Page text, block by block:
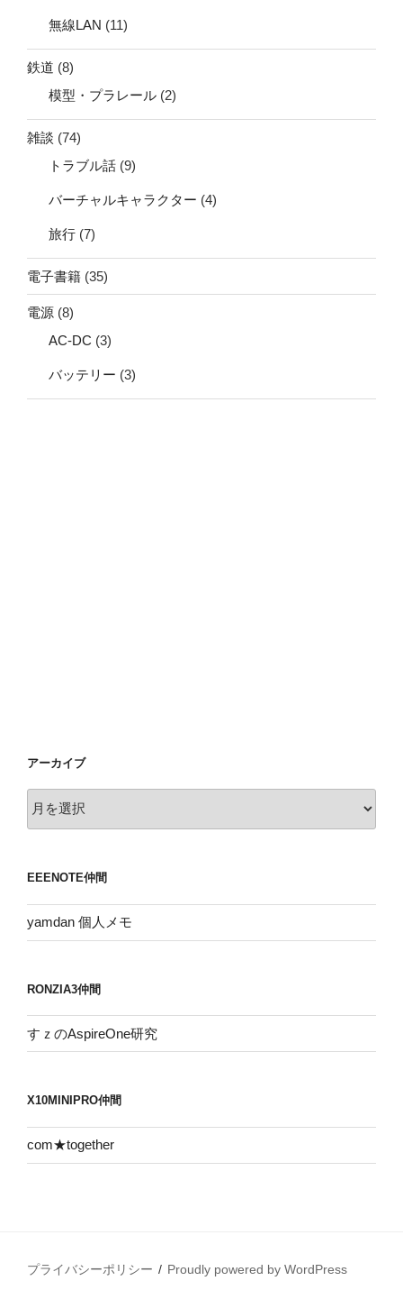
無線LAN (11)
鉄道 (8)
模型・プラレール (2)
雑談 (74)
トラブル話 (9)
バーチャルキャラクター (4)
旅行 (7)
電子書籍 (35)
電源 (8)
AC-DC (3)
バッテリー (3)
アーカイブ
ー
ブ
EEENOTE仲間
yamdan 個人メモ
RONZIA3仲間
すｚのAspireOne研究
X10MINIPRO仲間
com★together
プライバシーポリシー Proudly powered by WordPress